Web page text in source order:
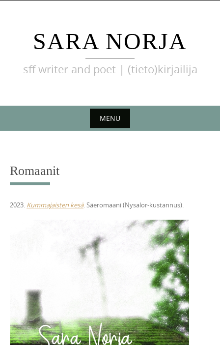
SARA NORJA
sff writer and poet | (tieto)kirjailija
MENU
content
Romaanit
2023. Kummajaisten kesä. Säeromaani (Nysalor-kustannus).